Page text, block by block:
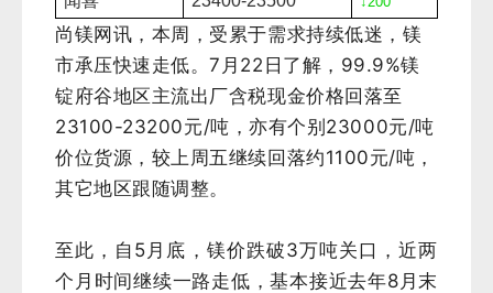
尚镁网讯，本周，受累于需求持续低迷，镁
市承压快速走低。7月22日了解，99.9%镁
锭府谷地区主流出厂含税现金价格回落至
23100-23200元/吨，亦有个别23000元/吨
价位货源， 较上周五继续回落约1100元/吨，
其它地区跟随调整。
至此，自5月底，镁价跌破3万吨关口，近两
个月时间继续一路走低，基本接近去年8月末